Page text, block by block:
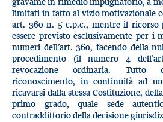
limitati in fatto al vizio motivazionale
art. 360 n. 5 c.p.c., mentre il ricorso
essere previsto esclusivamente per
numeri dell’art. 360, facendo della
procedimento (il numero 4
revocazione ordinaria. Tutto
riconoscimento, in continuità ad
ricavarsi dalla stessa Costituzione,
primo grado, quale sede
contraddittorio della decisione